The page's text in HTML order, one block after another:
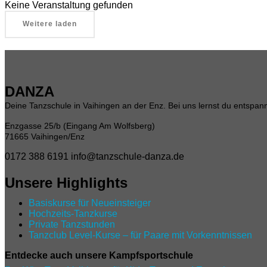
Keine Veranstaltung gefunden
Weitere laden
DANZA
Deine Tanzschule in Vaihingen an der Enz. Bei uns lernst du
Enzgasse 25/b (Eingang Am Wolfsberg)
71665 Vaihingen/Enz
0172 388 6191 info@tanzschule-danza.de
Unsere Highlights
Basiskurse für Neueinsteiger
Hochzeits-Tanzkurse
Private Tanzstunden
Tanzclub Level‑Kurse – für Paare mit Vorkenntnissen
Entdecke auch unsere Kampfsportschule